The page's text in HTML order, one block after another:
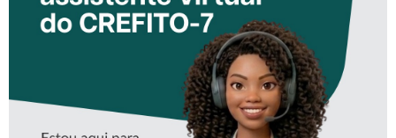
CONHEÇA A ‘ALINE’,
ASSISTENTE VIRTUAL DO
CREFITO-7